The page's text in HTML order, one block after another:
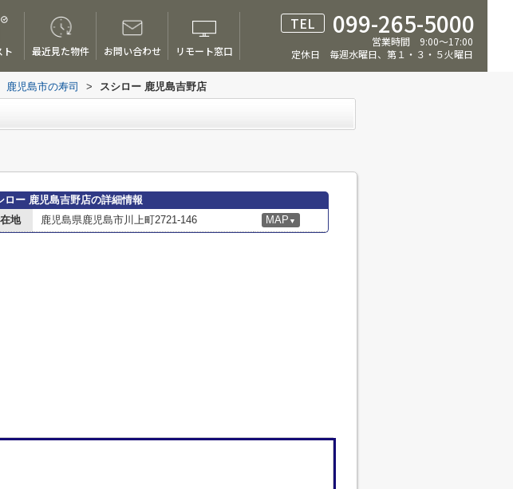
ト 最近見た物件 お問い合わせ リモート窓口
TEL 099-265-5000
営業時間 9:00～17:00
定休日 毎週水曜日、第１・３・５火曜日
鹿児島市の寿司 > スシロー 鹿児島吉野店
ロー 鹿児島吉野店の詳細情報
地
鹿児島県鹿児島市川上町2721-146 MAP ▼